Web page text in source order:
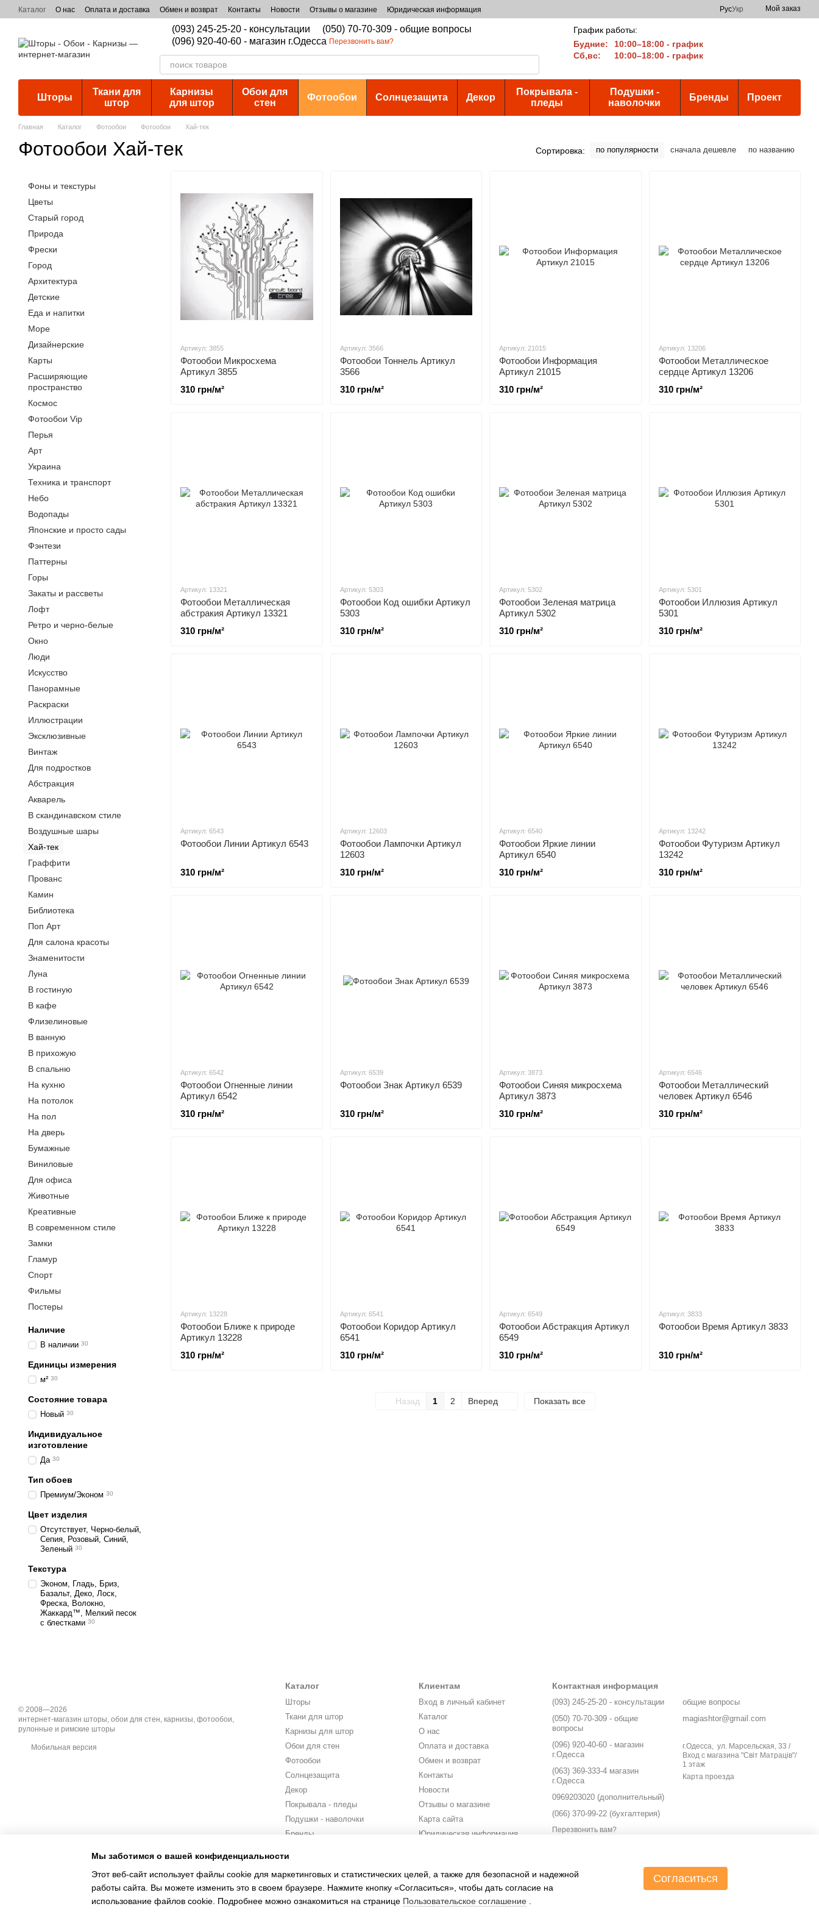
Перейти к основному контенту
Каталог О нас Оплата и доставка Обмен и возврат Контакты Новости Отзывы о магазине Юридическая информация РусУкр Мой заказ
(093) 245-25-20 - консультации
(050) 70-70-309 - общие вопросы
(096) 920-40-60 - магазин г.Одесса Перезвонить вам?
График работы:
Будние:
10:00–18:00 - график
Сб,вс:
10:00–18:00 - график
Шторы
Ткани для
штор
Карнизы
для штор
Обои для
стен
Фотообои Солнцезащита Декор
Покрывала -
пледы
Подушки -
наволочки
Бренды Проект
Главная Каталог Фотообои Фотообои Хай-тек
Фотообои Хай-тек Сортировка: по популярности сначала дешевле по названию
Артикул: 3855
Фотообои Микросхема
Артикул 3855
310 грн/м²
Артикул: 3566
Фотообои Тоннель Артикул
3566
310 грн/м²
Артикул: 21015
Фотообои Информация
Артикул 21015
310 грн/м²
Артикул: 13206
Фотообои Металлическое
сердце Артикул 13206
310 грн/м²
Артикул: 13321
Фотообои Металлическая
абстракия Артикул 13321
310 грн/м²
Артикул: 5303
Фотообои Код ошибки Артикул
5303
310 грн/м²
Артикул: 5302
Фотообои Зеленая матрица
Артикул 5302
310 грн/м²
Артикул: 5301
Фотообои Иллюзия Артикул
5301
310 грн/м²
Артикул: 6543
Фотообои Линии Артикул 6543
310 грн/м²
Артикул: 12603
Фотообои Лампочки Артикул
12603
310 грн/м²
Артикул: 6540
Фотообои Яркие линии
Артикул 6540
310 грн/м²
Артикул: 13242
Фотообои Футуризм Артикул
13242
310 грн/м²
Артикул: 6542
Фотообои Огненные линии
Артикул 6542
310 грн/м²
Артикул: 6539
Фотообои Знак Артикул 6539
310 грн/м²
Артикул: 3873
Фотообои Синяя микросхема
Артикул 3873
310 грн/м²
Артикул: 6546
Фотообои Металлический
человек Артикул 6546
310 грн/м²
Артикул: 13228
Фотообои Ближе к природе
Артикул 13228
310 грн/м²
Артикул: 6541
Фотообои Коридор Артикул
6541
310 грн/м²
Артикул: 6549
Фотообои Абстракция Артикул
6549
310 грн/м²
Артикул: 3833
Фотообои Время Артикул 3833
310 грн/м²
Назад 1 2 Вперед Показать все
Фоны и текстуры
Цветы
Старый город
Природа
Фрески
Город
Архитектура
Детские
Еда и напитки
Море
Дизайнерские
Карты
Расширяющие
пространство
Космос
Фотообои Vip
Перья
Арт
Украина
Техника и транспорт
Небо
Водопады
Японские и просто сады
Фэнтези
Паттерны
Горы
Закаты и рассветы
Лофт
Ретро и черно-белые
Окно
Люди
Искусство
Панорамные
Раскраски
Иллюстрации
Эксклюзивные
Винтаж
Для подростков
Абстракция
Акварель
В скандинавском стиле
Воздушные шары
Хай-тек
Граффити
Прованс
Камин
Библиотека
Поп Арт
Для салона красоты
Знаменитости
Луна
В гостиную
В кафе
Флизелиновые
В ванную
В прихожую
В спальню
На кухню
На потолок
На пол
На дверь
Бумажные
Виниловые
Для офиса
Животные
Креативные
В современном стиле
Замки
Гламур
Спорт
Фильмы
Постеры
Наличие
В наличии 30
Единицы измерения
м² 30
Состояние товара
Новый 30
Индивидуальное
изготовление
Да 30
Тип обоев
Премиум/Эконом 30
Цвет изделия
Отсутствует, Черно-белый,
Сепия, Розовый, Синий,
Зеленый 30
Текстура
Эконом, Гладь, Бриз,
Базальт, Деко, Лоск,
Фреска, Волокно,
Жаккард™, Мелкий песок
с блестками 30
© 2008—2026
интернет-магазин шторы, обои для стен, карнизы, фотообои,
рулонные и римские шторы
Мобильная версия
Каталог
Шторы
Ткани для штор
Карнизы для штор
Обои для стен
Фотообои
Солнцезащита
Декор
Покрывала - пледы
Подушки - наволочки
Бренды
Клиентам
Вход в личный кабинет
Каталог
О нас
Оплата и доставка
Обмен и возврат
Контакты
Новости
Отзывы о магазине
Карта сайта
Юридическая информация
Контактная информация
(093) 245-25-20 - консультации
(050) 70-70-309 - общие
вопросы
(096) 920-40-60 - магазин
г.Одесса
(063) 369-333-4 магазин
г.Одесса
0969203020 (дополнительный)
(066) 370-99-22 (бухгалтерия)
Перезвонить вам?
общие вопросы
magiashtor@gmail.com
г.Одесса, ул. Марсельская, 33 /
Вход с магазина "Світ Матраців"/
1 этаж
Карта проезда
Мы заботимся о вашей конфиденциальности
Этот веб-сайт использует файлы cookie для маркетинговых и статистических целей, а также для безопасной и надежной
работы сайта. Вы можете изменить это в своем браузере. Нажмите кнопку «Согласиться», чтобы дать согласие на
использование файлов cookie. Подробнее можно ознакомиться на странице Пользовательское соглашение
Согласиться